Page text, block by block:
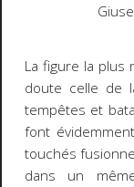
La figure la plus
doute celle de
tempêtes et
font
touchés
dans un